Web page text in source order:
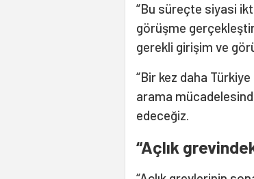
“Bu süreçte siyasi
görüşme
gerekli girişim ve
“Bir kez daha
arama
edeceğiz.
“Açlık